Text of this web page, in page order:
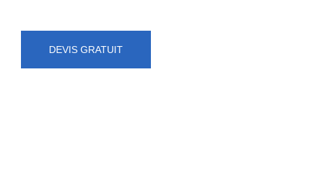
DEVIS GRATUIT